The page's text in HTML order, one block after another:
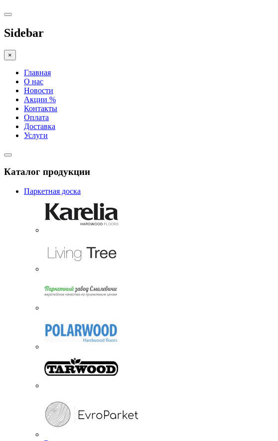
Sidebar
×
Главная
О нас
Новости
Акции %
Контакты
Оплата
Доставка
Услуги
Каталог продукции
Паркетная доска